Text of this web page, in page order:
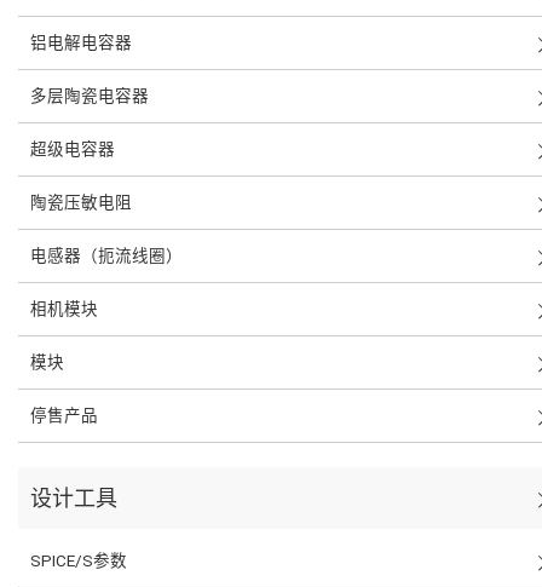
铝电解电容器
多层陶瓷电容器
超级电容器
陶瓷压敏电阻
电感器（扼流线圈）
相机模块
模块
停售产品
设计工具
SPICE/S参数